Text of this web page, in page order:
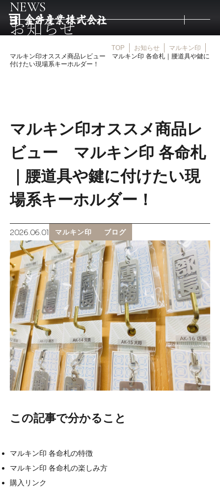
トップ
金井産業の強み
マルキン印
お知らせ
採用情報
お問い合わせはこちら
NEWS
お知らせ
TOP お知らせ
マルキン印
マルキン印オススメ商品レビュー マルキン印 各命札｜腰道具や鍵に
付けたい現場系キーホルダー！
マルキン印オススメ商品レ
ビュー マルキン印 各命札
｜腰道具や鍵に付けたい現
場系キーホルダー！
2026.06.01 マルキン印 ブログ
この記事で分かること
マルキン印 各命札の特徴
マルキン印 各命札の楽しみ方
購入リンク